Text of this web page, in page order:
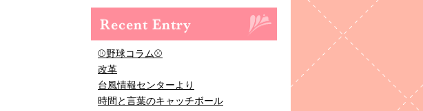
⚾野球コラム⚾
改革
台風情報センターより
時間と言葉のキャッチボール